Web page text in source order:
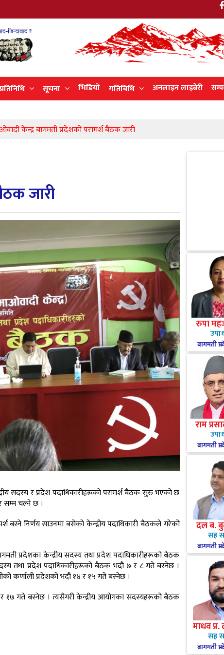
सूचना भिडियो गतिबिधि अनलाइन लाइब्रेरी
केन्द्र बागमती प्रदेशको परामर्श बैठक जारी
जारी
सदस्य र प्रदेश पदाधिकारीहरूको परामर्श बैठक सुरु भएको छ
सम्म चल्ने छ ।
बस्ने निर्णय साउनमा बसेको केन्द्रीय पदाधिकारी बैठकले गरेको
प्रदेशका केन्द्रीय सदस्य तथा प्रदेश पदाधिकारीहरूको बैठक
तथा प्रदेश पदाधिकारीहरूको बैठक भदौ ७ र ८ गते बस्नेछ ।
कर्णाली प्रदेशको भदौ १४ र १५ गते बस्नेछ ।
र १७ गते बस्नेछ । त्यसैगरी केन्द्रीय आयोगका सदस्यहरूको बैठक
रुपा
बागमती
राम
बागमती
दल ब.
सह
बागमती
माधव
सह
बागमती